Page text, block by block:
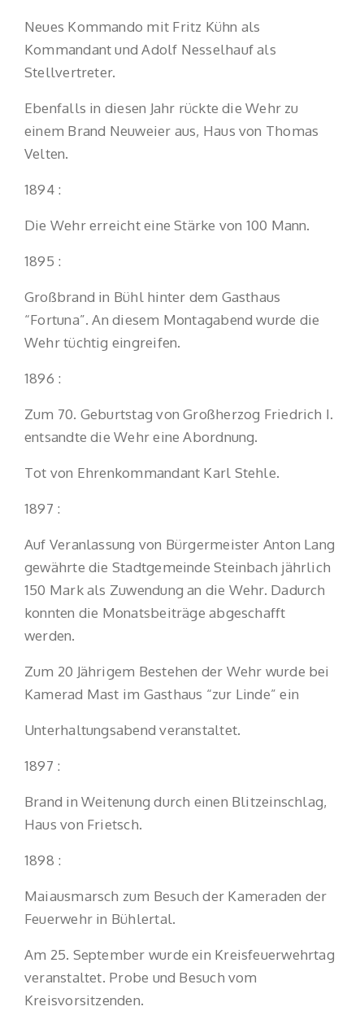
Neues Kommando mit Fritz Kühn als
Kommandant und Adolf Nesselhauf als
Stellvertreter.
Ebenfalls in diesen Jahr rückte die Wehr zu
einem Brand Neuweier aus, Haus von Thomas
Velten.
1894 :
Die Wehr erreicht eine Stärke von 100 Mann.
1895 :
Großbrand in Bühl hinter dem Gasthaus
“Fortuna”. An diesem Montagabend wurde die
Wehr tüchtig eingreifen.
1896 :
Zum 70. Geburtstag von Großherzog Friedrich I.
entsandte die Wehr eine Abordnung.
Tot von Ehrenkommandant Karl Stehle.
1897 :
Auf Veranlassung von Bürgermeister Anton Lang
gewährte die Stadtgemeinde Steinbach jährlich
150 Mark als Zuwendung an die Wehr. Dadurch
konnten die Monatsbeiträge abgeschafft
werden.
Zum 20 Jährigem Bestehen der Wehr wurde bei
Kamerad Mast im Gasthaus “zur Linde” ein
Unterhaltungsabend veranstaltet.
1897 :
Brand in Weitenung durch einen Blitzeinschlag,
Haus von Frietsch.
1898 :
Maiausmarsch zum Besuch der Kameraden der
Feuerwehr in Bühlertal.
Am 25. September wurde ein Kreisfeuerwehrtag
veranstaltet. Probe und Besuch vom
Kreisvorsitzenden.